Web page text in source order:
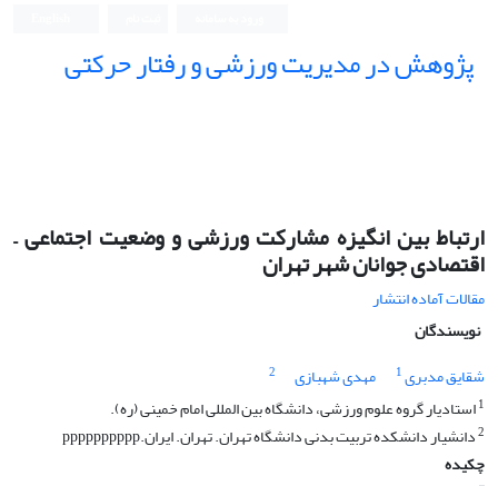
پژوهش در مدیریت ورزشی و رفتار حرکتی
ارتباط بین انگیزه مشارکت ورزشی و وضعیت اجتماعی –
اقتصادی جوانان شهر تهران
مقالات آماده انتشار
نویسندگان
شقایق مدبری1 مهدی شهبازی
2
1استادیار گروه علوم ورزشی، دانشگاه بین المللی امام خمینی (ره).
2دانشیار دانشکده تربیت بدنی دانشگاه تهران. تهران. ایران.pppppppppp
چکیده